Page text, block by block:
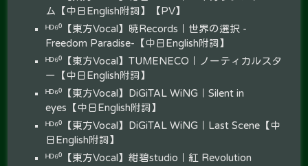
ム【中日English附詞】【PV】
ᴴᴰ⁶⁰【東方Vocal】暁Records｜世界の選択 -
Freedom Paradise-【中日English附詞】
ᴴᴰ⁶⁰【東方Vocal】TUMENECO｜ノーティカルスタ
ー【中日English附詞】
ᴴᴰ⁶⁰【東方Vocal】DiGiTAL WiNG｜Silent in
eyes【中日English附詞】
ᴴᴰ⁶⁰【東方Vocal】DiGiTAL WiNG｜Last Scene【中
日English附詞】
ᴴᴰ⁶⁰【東方Vocal】紺碧studio｜紅 Revolution